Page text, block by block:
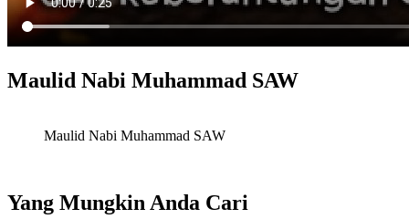
Maulid Nabi Muhammad SAW
Maulid Nabi Muhammad SAW
Yang Mungkin Anda Cari